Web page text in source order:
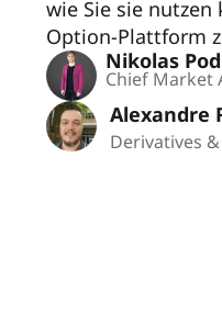
wie Sie sie
Option-Plattform
Nikolas
Chief Market
Alexandre
Derivatives